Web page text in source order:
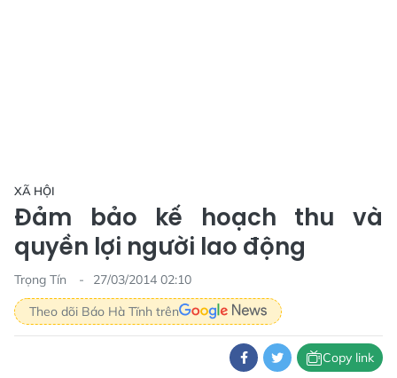
XÃ HỘI
Đảm bảo kế hoạch thu và
quyền lợi người lao động
Trọng Tín
27/03/2014 02:10
Theo dõi Báo Hà Tĩnh trên
Copy link